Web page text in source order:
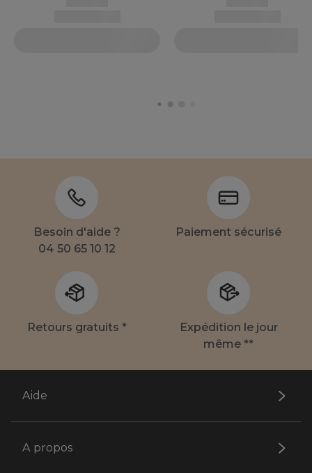
Besoin d'aide ?
04 50 65 10 12
Paiement sécurisé
Retours gratuits *
Expédition le jour
même **
Aide
A propos